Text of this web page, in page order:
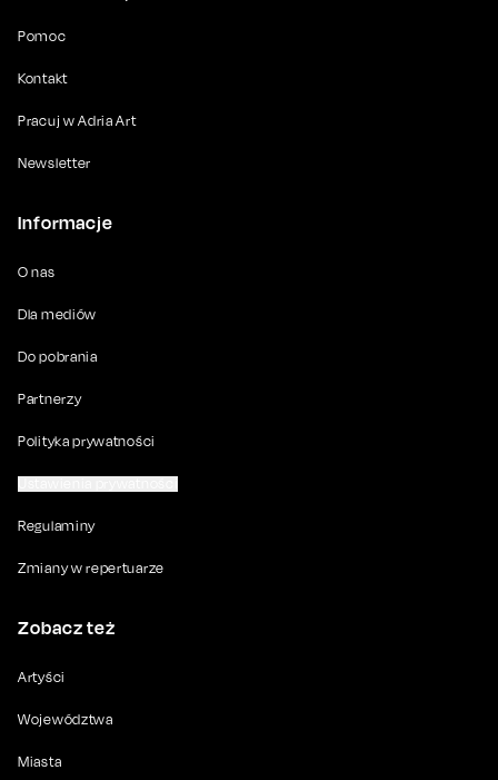
Pomoc
Kontakt
Pracuj w Adria Art
Newsletter
Informacje
O nas
Dla mediów
Do pobrania
Partnerzy
Polityka prywatności
Regulaminy
Zmiany w repertuarze
Zobacz też
Artyści
Województwa
Miasta